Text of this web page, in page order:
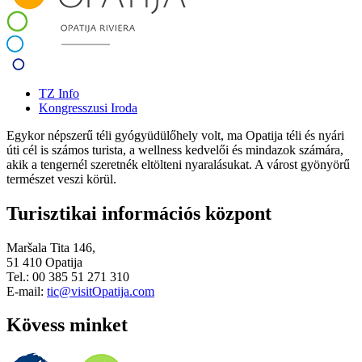
TZ Info
Kongresszusi Iroda
Egykor népszerű téli gyógyüdülőhely volt, ma Opatija téli és nyári
úti cél is számos turista, a wellness kedvelői és mindazok számára,
akik a tengernél szeretnék eltölteni nyaralásukat. A várost gyönyörű
természet veszi körül.
Turisztikai információs központ
Maršala Tita 146,
51 410 Opatija
Tel.: 00 385 51 271 310
E-mail: tic@visitOpatija.com
Kövess minket